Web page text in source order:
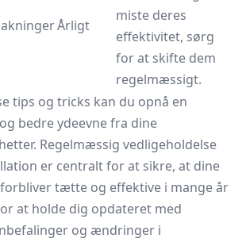
Årligt
miste deres
effektivitet, sørg
for at skifte dem
regelmæssigt.
tips og tricks kan du opnå en
bedre ydeevne fra dine
Regelmæssig vedligeholdelse
er centralt for at sikre, at dine
tætte og effektive i mange år
at holde dig opdateret med
og ændringer i